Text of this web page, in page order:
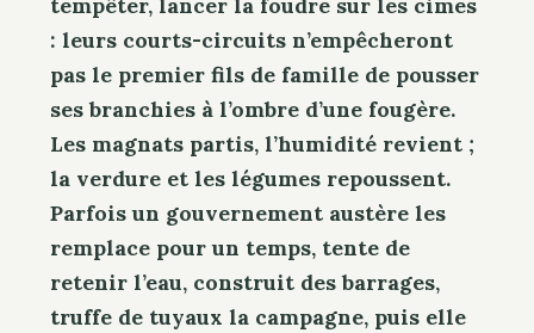
tempêter, lancer la foudre sur les cimes
: leurs courts-circuits n’empêcheront
pas le premier fils de famille de pousser
ses branchies à l’ombre d’une fougère.
Les magnats partis, l’humidité revient ;
la verdure et les légumes repoussent.
Parfois un gouvernement austère les
remplace pour un temps, tente de
retenir l’eau, construit des barrages,
truffe de tuyaux la campagne, puis elle